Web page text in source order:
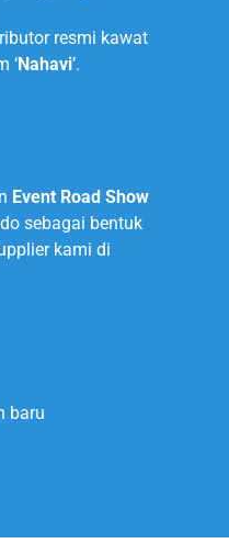
resmi kawat
‘Nahavi’.
Event Road Show
sebagai bentuk
kami di
baru